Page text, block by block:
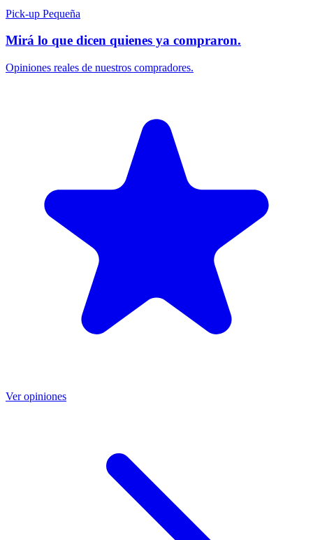
Pick-up Pequeña
Mirá lo que dicen quienes ya compraron.
Opiniones reales de nuestros compradores.
Ver opiniones